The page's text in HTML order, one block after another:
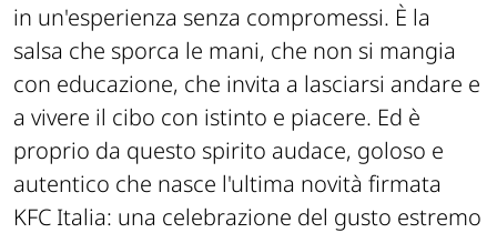
in un'esperienza senza compromessi. È la
salsa che sporca le mani, che non si mangia
con educazione, che invita a lasciarsi andare e
a vivere il cibo con istinto e piacere. Ed è
proprio da questo spirito audace, goloso e
autentico che nasce l'ultima novità firmata
KFC Italia: una celebrazione del gusto estremo